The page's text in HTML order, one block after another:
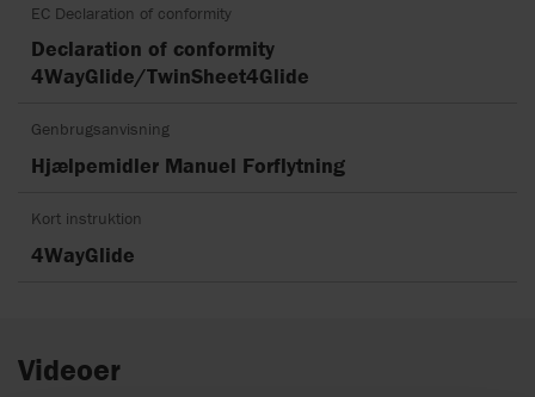
EC Declaration of conformity
Declaration of conformity
4WayGlide/TwinSheet4Glide
Genbrugsanvisning
Hjælpemidler Manuel Forflytning
Kort instruktion
4WayGlide
Videoer